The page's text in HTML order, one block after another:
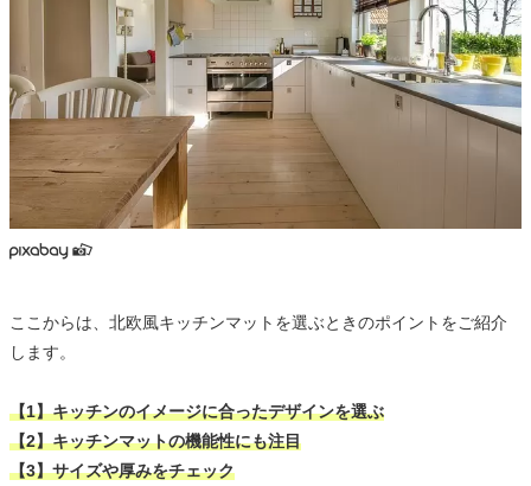
ここからは、北欧風キッチンマットを選ぶときのポイントをご紹介
します。
【1】キッチンのイメージに合ったデザインを選ぶ
【2】キッチンマットの機能性にも注目
【3】サイズや厚みをチェック